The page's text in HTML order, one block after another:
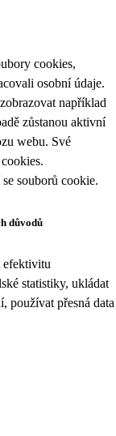
cookies,
osobní údaje.
například
zůstanou aktivní
webu. Své
.
souborů cookie.
důvodů
efektivitu
statistiky, ukládat
používat přesná data